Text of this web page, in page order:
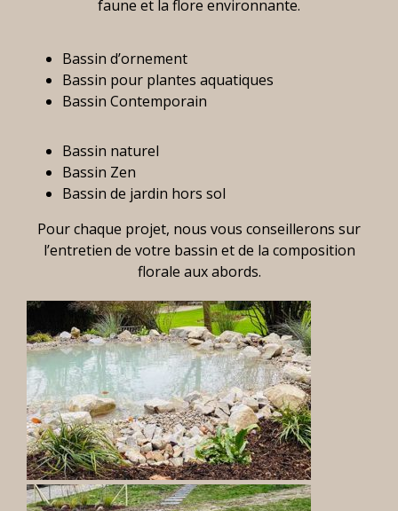
faune et la flore environnante.
Bassin d’ornement
Bassin pour plantes aquatiques
Bassin Contemporain
Bassin naturel
Bassin Zen
Bassin de jardin hors sol
Pour chaque projet, nous vous conseillerons sur
l’entretien de votre bassin et de la composition
florale aux abords.